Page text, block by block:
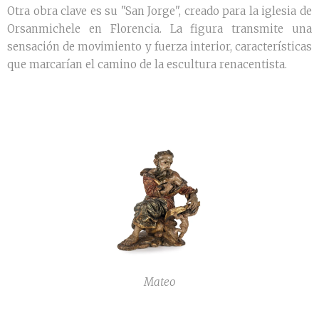
Otra obra clave es su "San Jorge", creado para la iglesia de
Orsanmichele en Florencia. La figura transmite una
sensación de movimiento y fuerza interior, características
que marcarían el camino de la escultura renacentista.
Mateo